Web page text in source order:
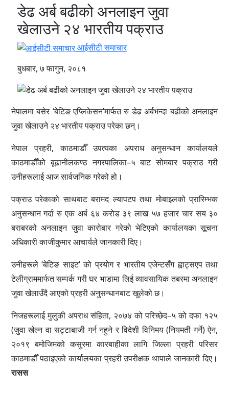
डेढ अर्ब बढीको अनलाइन जुवा
खेलाउने २४ भारतीय पक्राउ
आईसीटी समाचार
बुधबार, ७ फागुन, २०८१
नेपालमा बसेर ‘बेटिङ एप्लिकेसन’मार्फत रु डेढ अर्बभन्दा बढीको अनलाइन
जुवा खेलाउने २४ भारतीय पक्राउ परेका छन्।
नेपाल प्रहरी, काठमाडौँ उपत्यका अपराध अनुसन्धान कार्यालयले
काठमाडौँको बूढानीलकण्ठ नगरपालिका–५ बाट सोमबार पक्राउ गरी
उनीहरूलाई आज सार्वजनिक गरेको हो।
पक्राउ परेकाको साथबाट बरामद ल्यापटप तथा मोबाइलको प्रारिम्भक
अनुसन्धान गर्दा रु एक अर्ब ६४ करोड ३९ लाख ५७ हजार चार सय ३०
बराबरको अनलाइन जुवा कारोबार गरेको भेटिएको कार्यालयका सूचना
अधिकारी काजीकुमार आचार्यले जानकारी दिए।
उनीहरूले ‘बेटिङ साइट’ को प्रयोग र भारतीय एजेन्टसँग ह्वाट्सएप तथा
टेलीग्राममार्फत सम्पर्क गरी घर भाडामा लिई व्यावसायिक तबरमा अनलाइन
जुवा खेलाउँदै आएको प्रहरी अनुसन्धानबाट खुलेको छ।
निजहरूलाई मुलुकी अपराध संहिता, २०७४ को परिच्छेद–५ को दफा १२५
(जुवा खेल्न वा सट्टाबाजी गर्न नहुने र विदेशी विनिमय (नियमती गर्ने) ऐन,
२०१९ बमोजिमको कसुरमा कारबाहीका लागि जिल्ला प्रहरी परिसर
काठमाडौँ पठाइएको कार्यालयका प्रहरी उपरीक्षक थापाले जानकारी दिए।
रासस